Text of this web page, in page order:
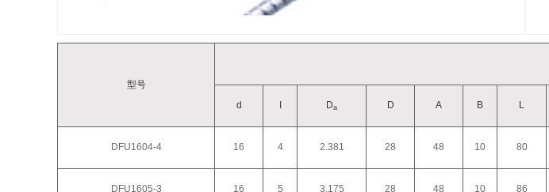
型号
d
I Da D A B L
DFU1604-4 16 4 2.381 28 48 10 80
DFU1605-3 16 5 3.175 28 48 10 86